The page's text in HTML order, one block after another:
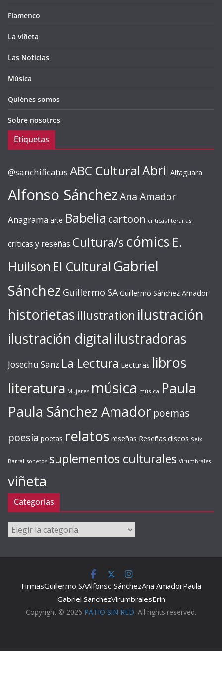
Flamenco
La viñeta
Las Noticias
Música
Quiénes somos
Sobre nosotros
Etiquetas
@sanchificatus ABC CulturalAbril Alfaguara
Alfonso SánchezAna Amador
Anagrama arte Babelia cartoon críticas literarias
críticas y reseñas Cultura/s cómics E.
Huilson El Cultural Gabriel
Sánchez Guillermo SA Guillermo Sánchez Amador
historietas illustration ilustración
ilustración digital ilustradoras
Josechu Sanz La Lectura Lecturas libros
literatura Mujeres música música Paula
Paula Sánchez Amador poemas
poesía poetas relatos reseñas Reseñas discos Seix
Barral sonetos suplementos culturales Virumbrales
viñeta
Categorías
Categorías
FirmasGuillermo SAAlfonso SánchezAna AmadorPaula
Gabriel SánchezVirumbralesErin
Copyright © 2026 PATIO SIN RED. All rights reserved.